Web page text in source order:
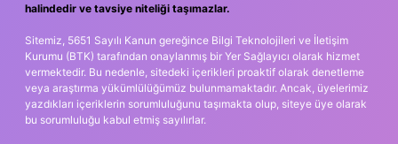
halindedir ve tavsiye niteliği taşımazlar.
Sitemiz, 5651 Sayılı Kanun gereğince Bilgi Teknolojileri ve İletişim
Kurumu (BTK) tarafından onaylanmış bir Yer Sağlayıcı olarak hizmet
vermektedir. Bu nedenle, sitedeki içerikleri proaktif olarak denetleme
veya araştırma yükümlülüğümüz bulunmamaktadır. Ancak, üyelerimiz
yazdıkları içeriklerin sorumluluğunu taşımakta olup, siteye üye olarak
bu sorumluluğu kabul etmiş sayılırlar.